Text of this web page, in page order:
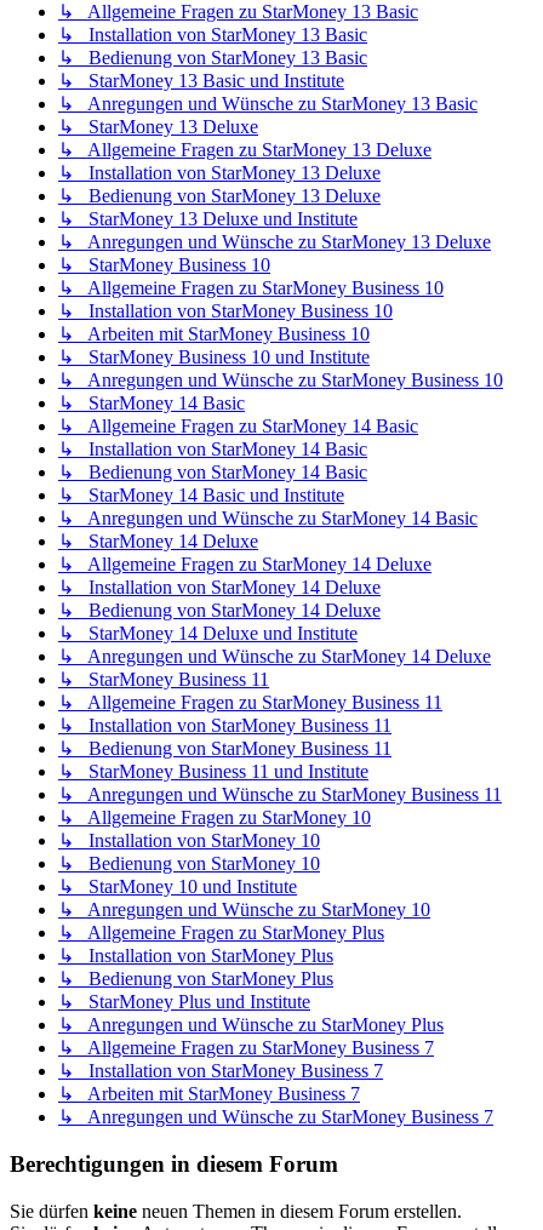
↳ Allgemeine Fragen zu StarMoney 13 Basic
↳ Installation von StarMoney 13 Basic
↳ Bedienung von StarMoney 13 Basic
↳ StarMoney 13 Basic und Institute
↳ Anregungen und Wünsche zu StarMoney 13 Basic
↳ StarMoney 13 Deluxe
↳ Allgemeine Fragen zu StarMoney 13 Deluxe
↳ Installation von StarMoney 13 Deluxe
↳ Bedienung von StarMoney 13 Deluxe
↳ StarMoney 13 Deluxe und Institute
↳ Anregungen und Wünsche zu StarMoney 13 Deluxe
↳ StarMoney Business 10
↳ Allgemeine Fragen zu StarMoney Business 10
↳ Installation von StarMoney Business 10
↳ Arbeiten mit StarMoney Business 10
↳ StarMoney Business 10 und Institute
↳ Anregungen und Wünsche zu StarMoney Business 10
↳ StarMoney 14 Basic
↳ Allgemeine Fragen zu StarMoney 14 Basic
↳ Installation von StarMoney 14 Basic
↳ Bedienung von StarMoney 14 Basic
↳ StarMoney 14 Basic und Institute
↳ Anregungen und Wünsche zu StarMoney 14 Basic
↳ StarMoney 14 Deluxe
↳ Allgemeine Fragen zu StarMoney 14 Deluxe
↳ Installation von StarMoney 14 Deluxe
↳ Bedienung von StarMoney 14 Deluxe
↳ StarMoney 14 Deluxe und Institute
↳ Anregungen und Wünsche zu StarMoney 14 Deluxe
↳ StarMoney Business 11
↳ Allgemeine Fragen zu StarMoney Business 11
↳ Installation von StarMoney Business 11
↳ Bedienung von StarMoney Business 11
↳ StarMoney Business 11 und Institute
↳ Anregungen und Wünsche zu StarMoney Business 11
↳ Allgemeine Fragen zu StarMoney 10
↳ Installation von StarMoney 10
↳ Bedienung von StarMoney 10
↳ StarMoney 10 und Institute
↳ Anregungen und Wünsche zu StarMoney 10
↳ Allgemeine Fragen zu StarMoney Plus
↳ Installation von StarMoney Plus
↳ Bedienung von StarMoney Plus
↳ StarMoney Plus und Institute
↳ Anregungen und Wünsche zu StarMoney Plus
↳ Allgemeine Fragen zu StarMoney Business 7
↳ Installation von StarMoney Business 7
↳ Arbeiten mit StarMoney Business 7
↳ Anregungen und Wünsche zu StarMoney Business 7
Berechtigungen in diesem Forum
Sie dürfen keine neuen Themen in diesem Forum erstellen.